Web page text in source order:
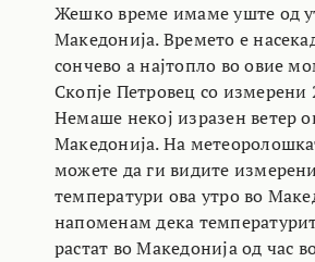
Жешко време имаме уште од
Македонија. Времето е
сончево а најтопло во овие
Скопје Петровец со измерени
Немаше некој изразен ветер
Македонија. На
можете да ги видите
температури ова утро во
напоменам дека
растат во Македонија од час